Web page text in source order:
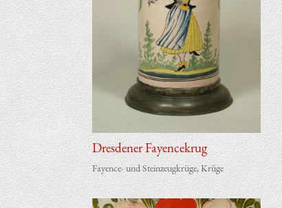
Dres­de­ner Fayencekrug
Fayence- und Steinzeugkrüge,Krüge